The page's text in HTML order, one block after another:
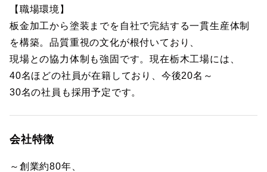
【職場環境】
板金加工から塗装までを自社で完結する一貫生産体制
を構築。品質重視の文化が根付いており、
現場との協力体制も強固です。現在栃木工場には、
40名ほどの社員が在籍しており、今後20名～
30名の社員も採用予定です。
会社特徴
～創業約80年、